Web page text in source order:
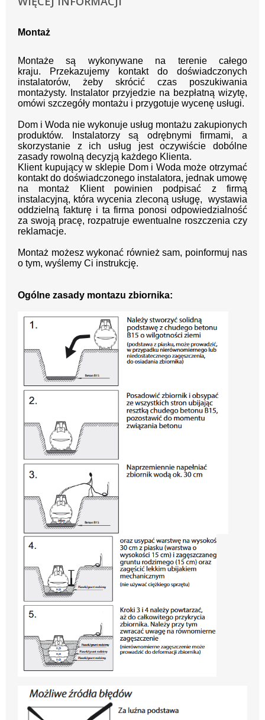
Montaż
Montaże są wykonywane na terenie całego
kraju.
Przekazujemy kontakt do doświadczonych
instalatorów, żeby skrócić czas poszukiwania
montażysty.
Instalator przyjedzie na bezpłatną wizytę,
omówi szczegóły montażu i przygotuje wycenę usługi.
Dom i Woda nie wykonuje usług montażu zakupionych
produktów. Instalatorzy są odrębnymi firmami, a
skorzystanie z ich usług jest oczywiście dobólne
zasady rowolną decyzją każdego Klienta.
Klient kupujący w sklepie Dom i Woda może otrzymać
kontakt do doświadczonego instalatora, jednak umowę
na montaż Klient powinien podpisać z firmą
instalacyjną, która wycenia zleconą usługę, wystawia
oddzielną fakturę i ta firma ponosi odpowiedzialność
za swoją pracę, rozpatruje ewentualne roszczenia czy
reklamacje.
Montaż możesz wykonać również sam, poinformuj nas
o tym, wyślemy Ci instrukcję.
Ogólne zasady montazu zbiornika: